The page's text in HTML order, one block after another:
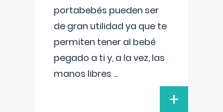
portabebés pueden ser
de gran utilidad ya que te
permiten tener al bebé
pegado a ti y, a la vez, las
manos libres ...
+